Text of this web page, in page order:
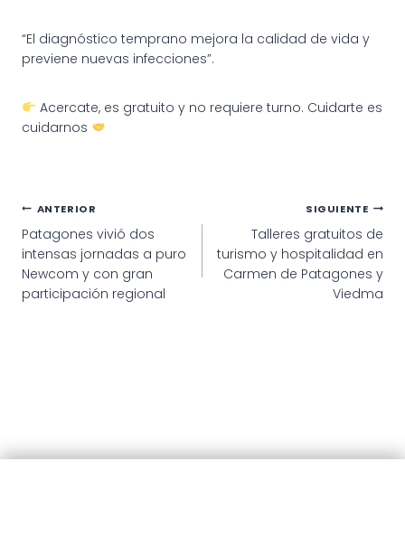
“El diagnóstico temprano mejora la calidad de vida y
previene nuevas infecciones”.
Acercate, es gratuito y no requiere turno. Cuidarte es
cuidarnos
Navegación
de
entradas
ANTERIOR
Patagones vivió dos
intensas jornadas a puro
Newcom y con gran
participación regional
SIGUIENTE
Talleres gratuitos de
turismo y hospitalidad en
Carmen de Patagones y
Viedma